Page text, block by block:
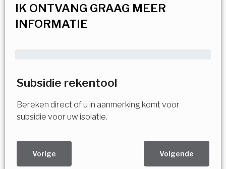
IK ONTVANG GRAAG MEER
INFORMATIE
Subsidie rekentool
Bereken direct of u in aanmerking komt voor
subsidie voor uw isolatie.
Vorige Volgende